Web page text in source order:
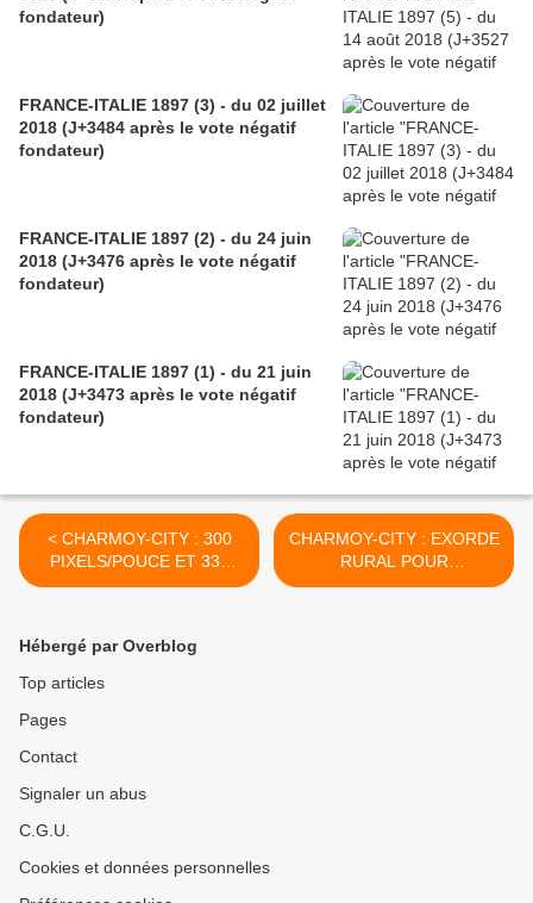
fondateur)
FRANCE-ITALIE 1897 (3) - du 02 juillet
2018 (J+3484 après le vote négatif
fondateur)
FRANCE-ITALIE 1897 (2) - du 24 juin
2018 (J+3476 après le vote négatif
fondateur)
FRANCE-ITALIE 1897 (1) - du 21 juin
2018 (J+3473 après le vote négatif
fondateur)
< CHARMOY-CITY : 300
PIXELS/POUCE ET 330
CARACTÈRES - du 05
CHARMOY-CITY : EXORDE
RURAL POUR
INFO’TWEET N° 61 - du 10
Hébergé par Overblog
Top articles
Pages
Contact
Signaler un abus
C.G.U.
Cookies et données personnelles